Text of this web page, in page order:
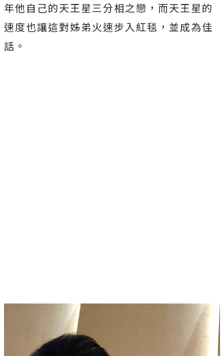
年他自己的天王星三分相之戀，而天王星的
速度也讓這對姊弟火速步入紅毯，並成為佳
話。